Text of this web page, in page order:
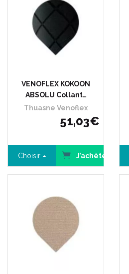
VENOFLEX KOKOON
ABSOLU Collant…
Thuasne Venoflex
51,03€
Choisir J’achète